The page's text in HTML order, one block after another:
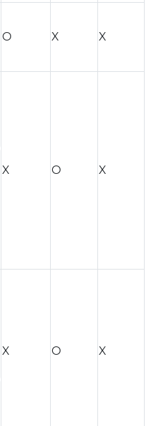
O X X
X O X
X O X